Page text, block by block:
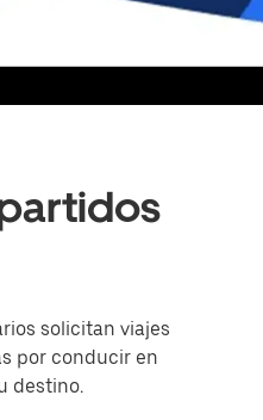
solicitan viajes
por conducir en
destino.